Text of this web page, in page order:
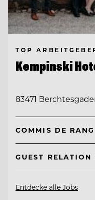
TOP
Kempinski
83471
COMMIS DE
GUEST
Entdecke alle Jobs